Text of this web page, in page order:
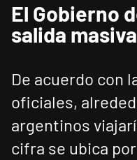
El Gobierno
salida
De acuerdo con
oficiales,
argentinos
cifra se ubica